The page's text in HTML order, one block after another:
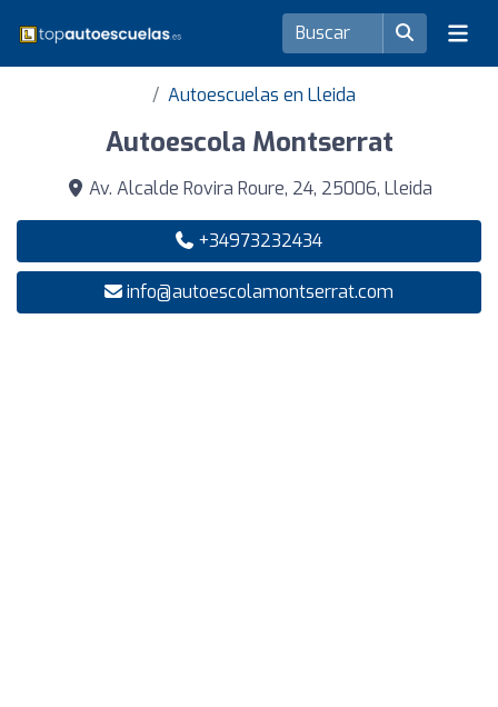
Autoescuelas en Lleida
Autoescola Montserrat
Av. Alcalde Rovira Roure, 24, 25006, Lleida
+34973232434
info@autoescolamontserrat.com